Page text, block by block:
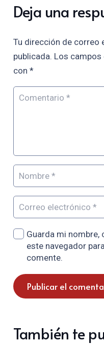
Deja una
Tu dirección de correo
publicada. Los
con *
Guarda mi nombre,
este navegador
comente.
Publicar el
También te